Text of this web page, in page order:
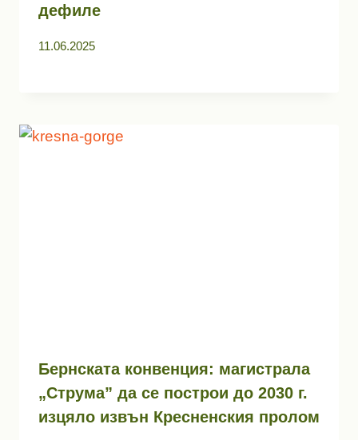
дефиле
11.06.2025
Бернската конвенция: магистрала
„Струма” да се построи до 2030 г.
изцяло извън Кресненския пролом